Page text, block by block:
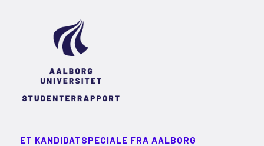
ET KANDIDATSPECIALE FRA AALBORG